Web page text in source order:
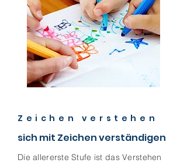
Zeichen verstehen
sich mit Zeichen verständigen
Die allererste Stufe ist das Verstehen